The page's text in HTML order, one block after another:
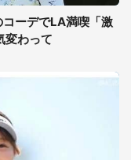
ーデでLA満喫「激
変わって